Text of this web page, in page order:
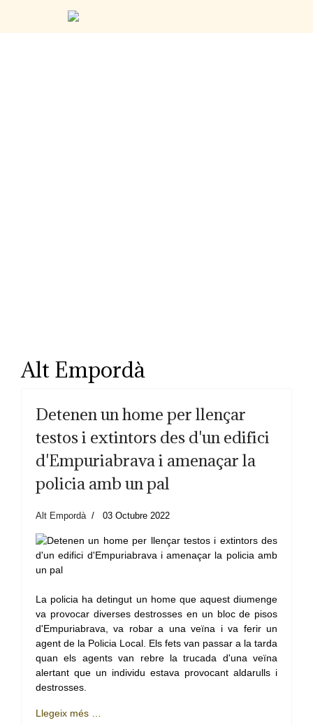
Alt Empordà
Detenen un home per llençar
testos i extintors des d'un edifici
d'Empuriabrava i amenaçar la
policia amb un pal
Alt Empordà 03 Octubre 2022
La policia ha detingut un home que aquest diumenge
va provocar diverses destrosses en un bloc de pisos
d'Empuriabrava, va robar a una veïna i va ferir un
agent de la Policia Local. Els fets van passar a la tarda
quan els agents van rebre la trucada d'una veïna
alertant que un individu estava provocant aldarulls i
destrosses.
Llegeix més …